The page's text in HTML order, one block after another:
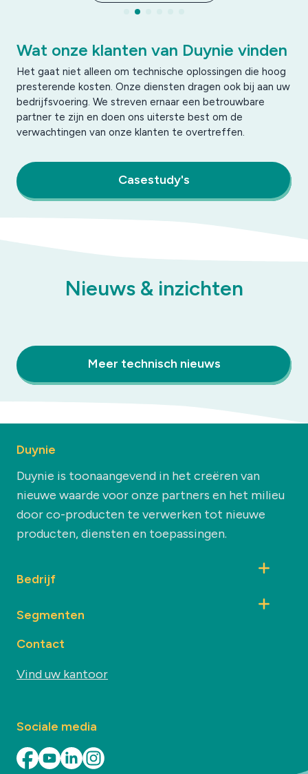
Wat onze klanten van Duynie vinden
Het gaat niet alleen om technische oplossingen die hoog
presterende kosten. Onze diensten dragen ook bij aan uw
bedrijfsvoering. We streven ernaar een betrouwbare
partner te zijn en doen ons uiterste best om de
verwachtingen van onze klanten te overtreffen.
Casestudy's
Nieuws & inzichten
Meer technisch nieuws
Duynie
Duynie is toonaangevend in het creëren van
nieuwe waarde voor onze partners en het milieu
door co-producten te verwerken tot nieuwe
producten, diensten en toepassingen.
Bedrijf
Segmenten
Contact
Vind uw kantoor
Sociale media